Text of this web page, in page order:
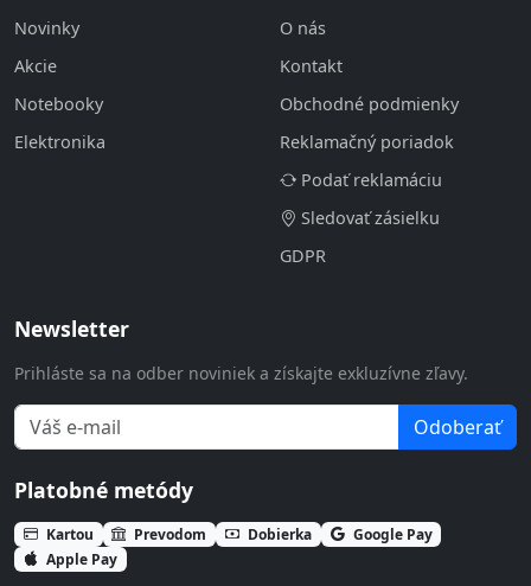
Novinky
Akcie
Notebooky
Elektronika
O nás
Kontakt
Obchodné podmienky
Reklamačný poriadok
Podať reklamáciu
Sledovať zásielku
GDPR
Newsletter
Prihláste sa na odber noviniek a získajte exkluzívne zľavy.
Odoberať
Platobné metódy
Kartou Prevodom Dobierka
Google Pay
Apple Pay